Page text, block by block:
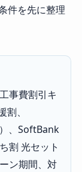
件を先に整理
事費割引キ
、
、SoftBank
割 光セット
ン期間、対